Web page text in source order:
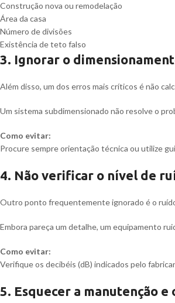
Construção nova ou remodelação
Área da casa
Número de divisões
Existência de teto falso
3. Ignorar o
Além disso, um dos erros mais críticos é não
Um sistema subdimensionado não resolve o
Como evitar:
Procure sempre orientação técnica ou utilize
4. Não verificar o nível de
Outro ponto frequentemente ignorado é o
Embora pareça um detalhe, um equipamento
Como evitar:
Verifique os decibéis (dB) indicados pelo
5. Esquecer a manutenção